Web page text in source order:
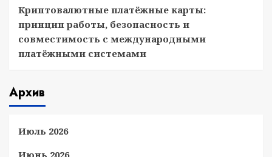
Криптовалютные платёжные карты:
принцип работы, безопасность и
совместимость с международными
платёжными системами
Архив
Июль 2026
Июнь 2026